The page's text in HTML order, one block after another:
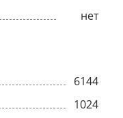
нет
6144
1024